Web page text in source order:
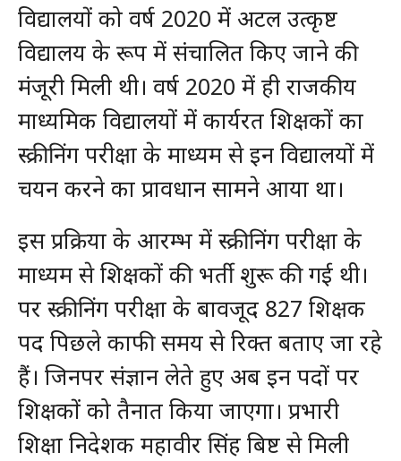
विद्यालयों को वर्ष 2020 में अटल उत्कृष्ट
विद्यालय के रूप में संचालित किए जाने की
मंजूरी मिली थी। वर्ष 2020 में ही राजकीय
माध्यमिक विद्यालयों में कार्यरत शिक्षकों का
स्क्रीनिंग परीक्षा के माध्यम से इन विद्यालयों में
चयन करने का प्रावधान सामने आया था।
इस प्रक्रिया के आरम्भ में स्क्रीनिंग परीक्षा के
माध्यम से शिक्षकों की भर्ती शुरू की गई थी।
पर स्क्रीनिंग परीक्षा के बावजूद 827 शिक्षक
पद पिछले काफी समय से रिक्त बताए जा रहे
हैं। जिनपर संज्ञान लेते हुए अब इन पदों पर
शिक्षकों को तैनात किया जाएगा। प्रभारी
शिक्षा निदेशक महावीर सिंह बिष्ट से मिली